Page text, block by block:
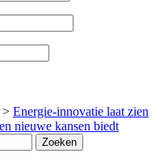
> Energie-innovatie laat zien
nieuwe kansen biedt